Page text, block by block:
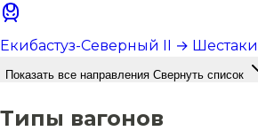
Екибастуз-Северный II → Шестаки
Показать все направления Свернуть список
Типы вагонов